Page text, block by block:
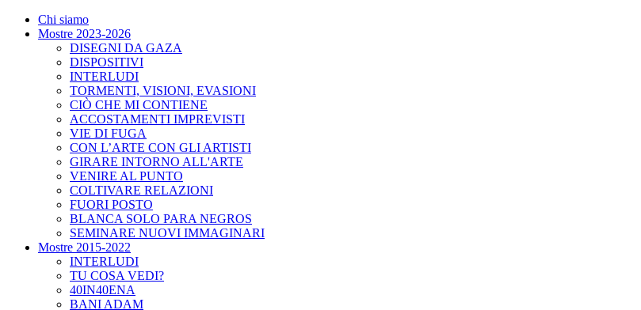
Chi siamo
Mostre 2023-2026
DISEGNI DA GAZA
DISPOSITIVI
INTERLUDI
TORMENTI, VISIONI, EVASIONI
CIÒ CHE MI CONTIENE
ACCOSTAMENTI IMPREVISTI
VIE DI FUGA
CON L’ARTE CON GLI ARTISTI
GIRARE INTORNO ALL'ARTE
VENIRE AL PUNTO
COLTIVARE RELAZIONI
FUORI POSTO
BLANCA SOLO PARA NEGROS
SEMINARE NUOVI IMMAGINARI
Mostre 2015-2022
INTERLUDI
TU COSA VEDI?
40IN40ENA
BANI ADAM